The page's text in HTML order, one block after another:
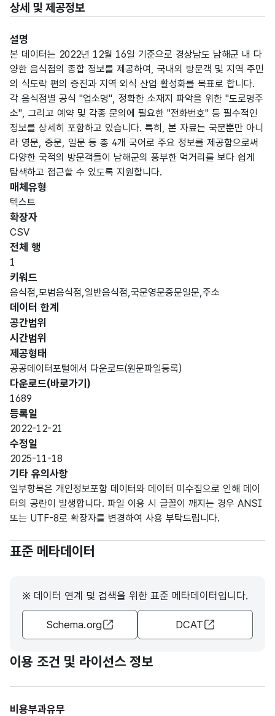
상세 및 제공정보
설명
본 데이터는 2022년 12월 16일 기준으로 경상남도 남해군 내 다
양한 음식점의 종합 정보를 제공하여, 국내외 방문객 및 지역 주민
의 식도락 편의 증진과 지역 외식 산업 활성화를 목표로 합니다.
각 음식점별 공식 "업소명", 정확한 소재지 파악을 위한 "도로명주
소", 그리고 예약 및 각종 문의에 필요한 "전화번호" 등 필수적인
정보를 상세히 포함하고 있습니다. 특히, 본 자료는 국문뿐만 아니
라 영문, 중문, 일문 등 총 4개 국어로 주요 정보를 제공함으로써
다양한 국적의 방문객들이 남해군의 풍부한 먹거리를 보다 쉽게
탐색하고 접근할 수 있도록 지원합니다.
매체유형
텍스트
확장자
CSV
전체 행
1
키워드
음식점,모범음식점,일반음식점,국문영문중문일문,주소
데이터 한계
공간범위
시간범위
제공형태
공공데이터포털에서 다운로드(원문파일등록)
다운로드(바로가기)
1689
등록일
2022-12-21
수정일
2025-11-18
기타 유의사항
일부항목은 개인정보포함 데이터와 데이터 미수집으로 인해 데이
터의 공란이 발생합니다. 파일 이용 시 글꼴이 깨지는 경우 ANSI
또는 UTF-8로 확장자를 변경하여 사용 부탁드립니다.
표준 메타데이터
※ 데이터 연계 및 검색을 위한 표준 메타데이터입니다.
Schema.org DCAT
이용 조건 및 라이선스 정보
비용부과유무